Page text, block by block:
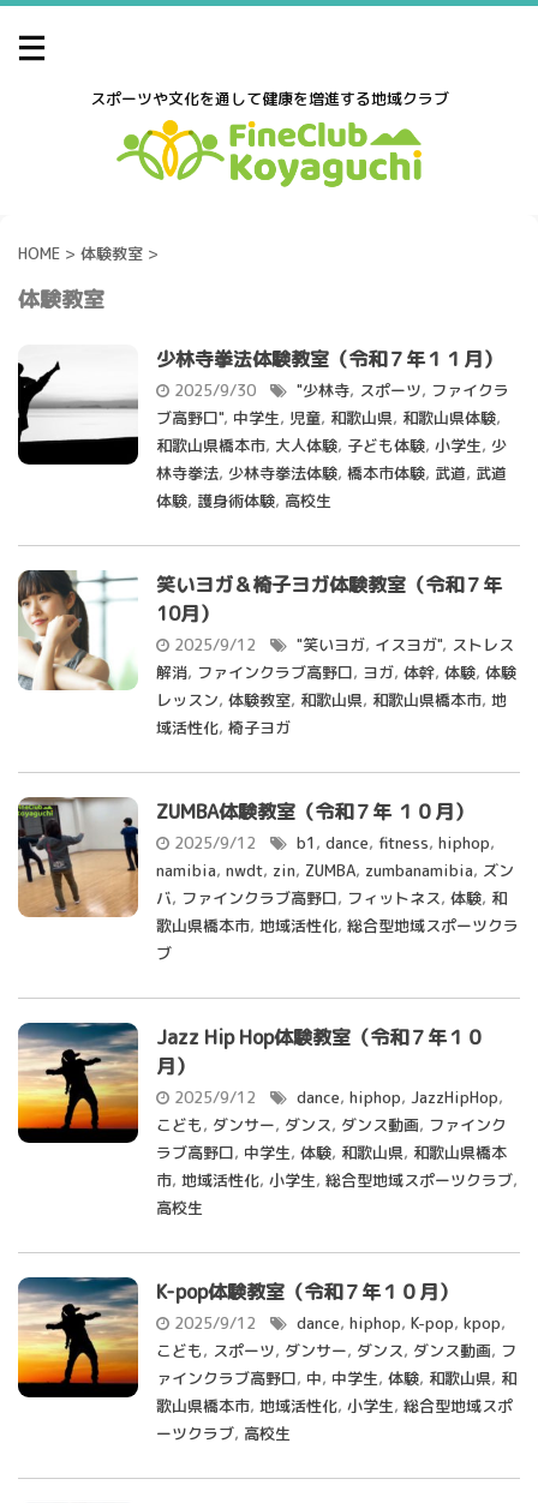
スポーツや文化を通して健康を増進する地域クラブ
HOME > 体験教室 >
体験教室
少林寺拳法体験教室（令和７年１１月）
2025/9/30 "少林寺, スポーツ, ファイクラ
ブ高野口", 中学生, 児童, 和歌山県, 和歌山県体験,
和歌山県橋本市, 大人体験, 子ども体験, 小学生, 少
林寺拳法, 少林寺拳法体験, 橋本市体験, 武道, 武道
体験, 護身術体験, 高校生
笑いヨガ＆椅子ヨガ体験教室（令和７年
10月）
2025/9/12 "笑いヨガ, イスヨガ", ストレス
解消, ファインクラブ高野口, ヨガ, 体幹, 体験, 体験
レッスン, 体験教室, 和歌山県, 和歌山県橋本市, 地
域活性化, 椅子ヨガ
ZUMBA体験教室（令和７年 １０月）
2025/9/12 b1 , dance, fitness, hiphop,
namibia, nwdt, zin, ZUMBA, zumbanamibia, ズン
バ, ファインクラブ高野口, フィットネス, 体験, 和
歌山県橋本市, 地域活性化, 総合型地域スポーツクラ
ブ
Jazz Hip Hop体験教室（令和７年１０
月）
2025/9/12 dance, hiphop, JazzHipHop,
こども, ダンサー, ダンス, ダンス動画, ファインク
ラブ高野口, 中学生, 体験, 和歌山県, 和歌山県橋本
市, 地域活性化, 小学生, 総合型地域スポーツクラブ,
高校生
K-pop体験教室（令和７年１０月）
2025/9/12 dance, hiphop, K-pop, kpop,
こども, スポーツ, ダンサー, ダンス, ダンス動画, フ
ァインクラブ高野口, 中, 中学生, 体験, 和歌山県, 和
歌山県橋本市, 地域活性化, 小学生, 総合型地域スポ
ーツクラブ, 高校生